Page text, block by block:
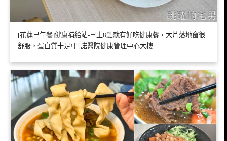
[花蓮早午餐]健康補給站-早上8點就有好吃健康餐，大片落地窗很
舒服，蛋白質十足! 門諾醫院健康管理中心大樓